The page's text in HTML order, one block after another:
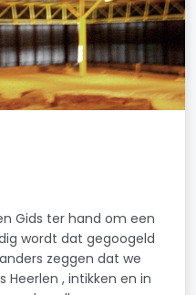
Gids ter hand om een
wordt dat gegoogeld
zeggen dat we
, intikken en in